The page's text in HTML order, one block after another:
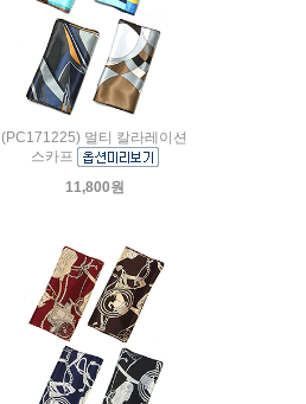
(PC171225) 멀티 칼라레이션
스카프
11,800원